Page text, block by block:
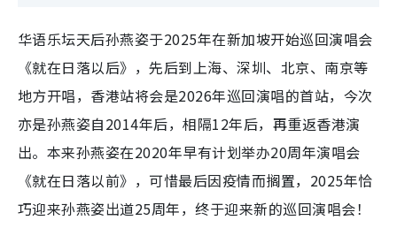
华语乐坛天后孙燕姿于2025年在新加坡开始巡回演唱会
《就在日落以后》，先后到上海、深圳、北京、南京等
地方开唱，香港站将会是2026年巡回演唱的首站，今次
亦是孙燕姿自2014年后，相隔12年后，再重返香港演
出。 本来孙燕姿在2020年早有计划举办20周年演唱会
《就在日落以前》，可惜最后因疫情而搁置，2025年恰
巧迎来孙燕姿出道25周年，终于迎来新的巡回演唱会！